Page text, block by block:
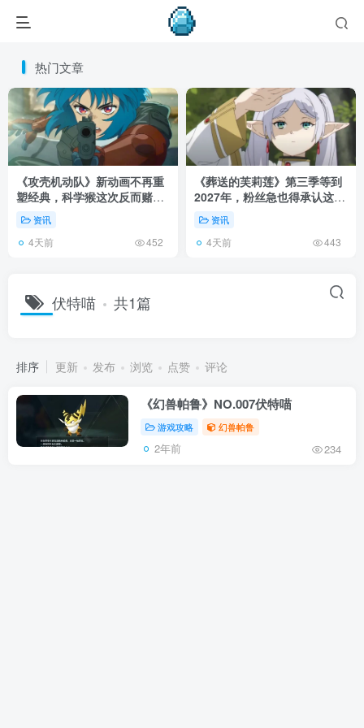
热门文章
《攻壳机动队》新动画不再重
塑经典，科学猴这次反而赌对
了！资讯
4天前 452
《葬送的芙莉莲》第三季等到
2027年，粉丝急也得承认这次
慢得有道理！
资讯
4天前 443
伏特喵 共1篇
排序 更新 发布 浏览 点赞 评论
《幻兽帕鲁》NO.007伏特喵
游戏攻略 幻兽帕鲁
2年前 234